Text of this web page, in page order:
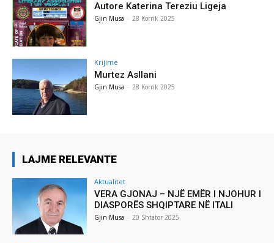
Autore Katerina Tereziu Ligeja
Gjin Musa - 28 Korrik 2025
Krijime
Murtez Asllani
Gjin Musa - 28 Korrik 2025
LAJME RELEVANTE
Aktualitet
VERA GJONAJ – NJË EMËR I NJOHUR I
DIASPORËS SHQIPTARE NË ITALI
Gjin Musa - 20 Shtator 2025